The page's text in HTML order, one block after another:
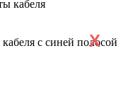
кабеля
с синей полосой
X